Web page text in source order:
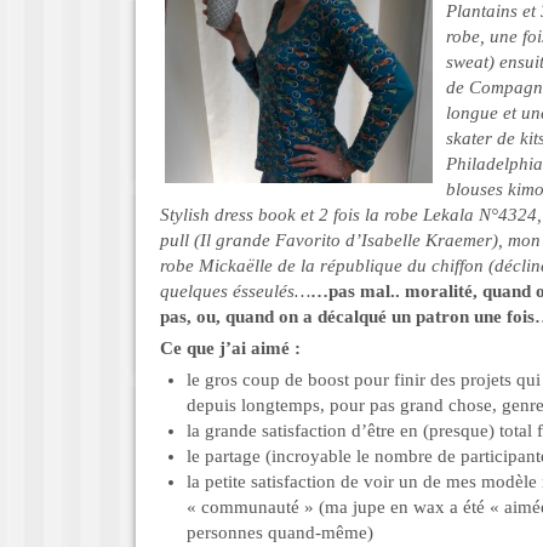
Plantains et
robe, une
sweat)
de
longue et
skater de
blouses
Stylish dress book et 2 fois la robe Lekala
pull (Il grande Favorito d’Isabelle Kraemer),
robe Mickaëlle de la république du chiffon
quelques ésseulés……pas mal.. moralité, quand
pas, ou, quand on a décalqué un patron une
Ce que j’ai aimé :
le gros coup de boost pour finir des projets
depuis longtemps, pour pas grand chose,
la grande satisfaction d’être en (presque)
le partage (incroyable le nombre de
la petite satisfaction de voir un de mes modèle
« communauté » (ma jupe en wax a été «
personnes quand-même)